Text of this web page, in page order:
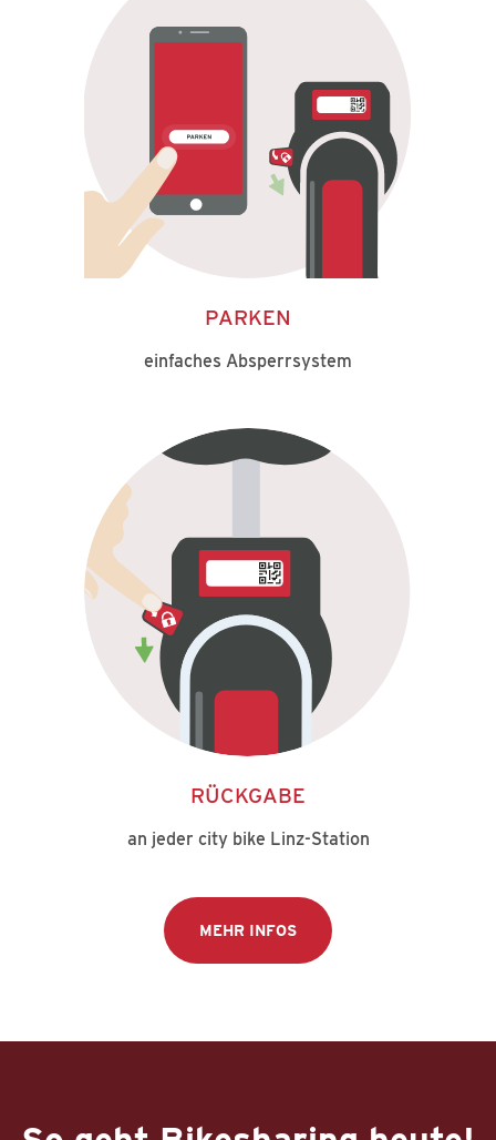
PARKEN
einfaches Absperrsystem
RÜCKGABE
an jeder city bike Linz-Station
MEHR INFOS